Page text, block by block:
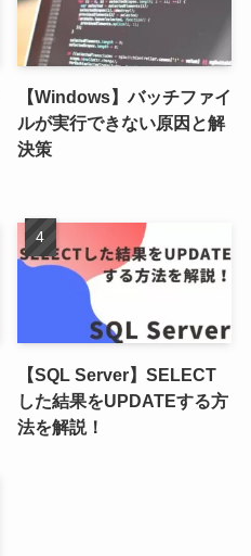
【Windows】バッチファイ
ルが実行できない原因と解
決策
【SQL Server】SELECT
した結果をUPDATEする方
法を解説！